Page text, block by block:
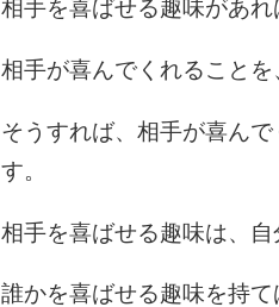
相手を喜ばせる趣味があれ
相手が喜んでくれることを
そうすれば、相手が喜ん
す。
相手を喜ばせる趣味は、自
誰かを喜ばせる趣味を持